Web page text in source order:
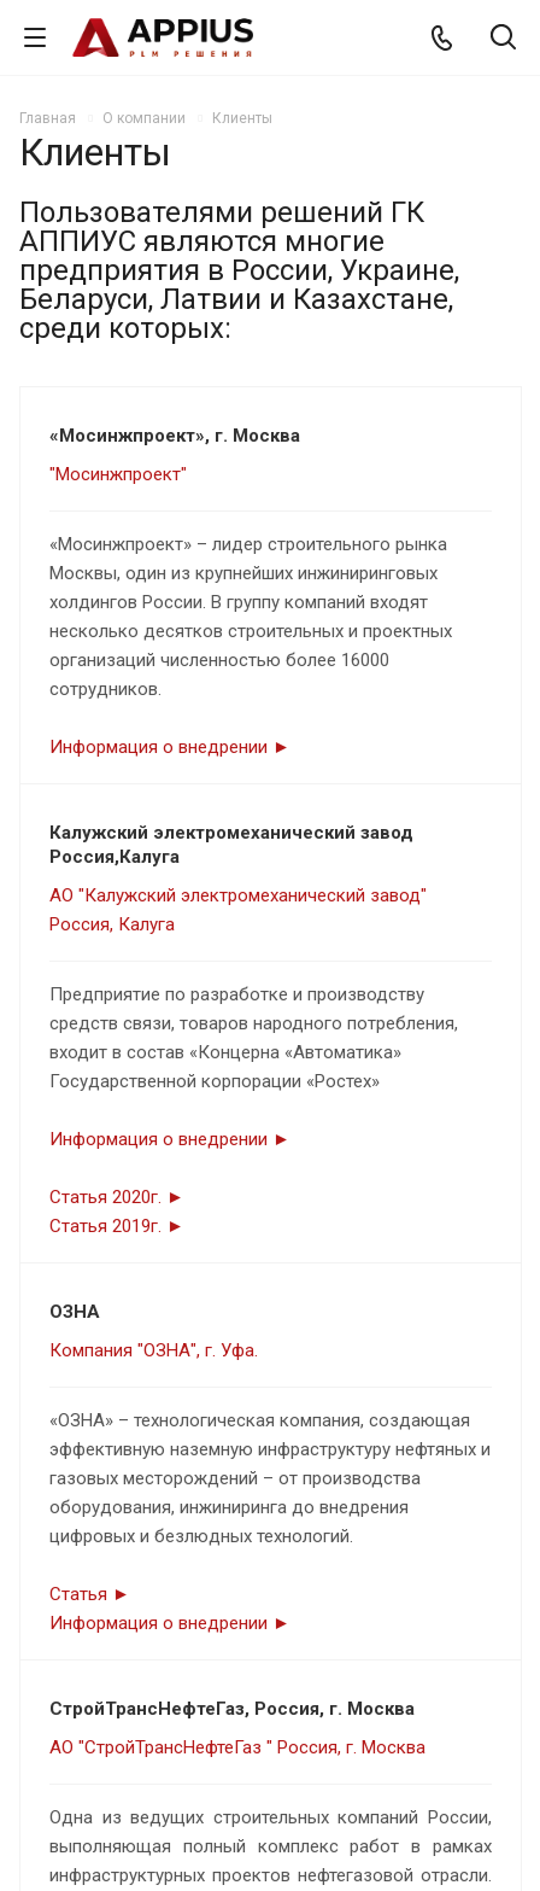
Главная О компании Клиенты
Клиенты
Пользователями решений ГК
АППИУС являются многие
предприятия в России, Украине,
Беларуси, Латвии и Казахстане,
среди которых:
«Мосинжпроект», г. Москва
"Мосинжпроект"
«Мосинжпроект» – лидер строительного рынка
Москвы, один из крупнейших инжиниринговых
холдингов России. В группу компаний входят
несколько десятков строительных и проектных
организаций численностью более 16000
сотрудников.
Информация о внедрении ►
Калужский электромеханический завод
Россия,Калуга
АО "Калужский электромеханический завод"
Россия, Калуга
Предприятие по разработке и производству
средств связи, товаров народного потребления,
входит в состав «Концерна «Автоматика»
Государственной корпорации «Ростех»
Информация о внедрении ►
Статья 2020г. ►
Статья 2019г. ►
ОЗНА
Компания "ОЗНА", г. Уфа.
«ОЗНА» – технологическая компания, создающая
эффективную наземную инфраструктуру нефтяных и
газовых месторождений – от производства
оборудования, инжиниринга до внедрения
цифровых и безлюдных технологий.
Статья ►
Информация о внедрении ►
СтройТрансНефтеГаз, Россия, г. Москва
АО "СтройТрансНефтеГаз " Россия, г. Москва
Одна из ведущих строительных компаний России,
выполняющая полный комплекс работ в рамках
инфраструктурных проектов нефтегазовой отрасли.